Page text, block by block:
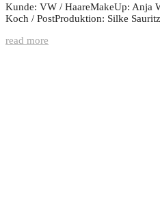
Kunde: VW / HaareMakeUp: Anja
Koch / PostProduktion: Silke Sauritz
read more